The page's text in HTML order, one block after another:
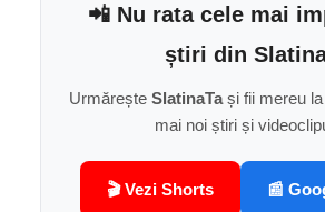
📲 Nu rata cele mai
știri din
Urmărește SlatinaTași fii mereu
mai noi știri și
🎬 Vezi Shorts 📰